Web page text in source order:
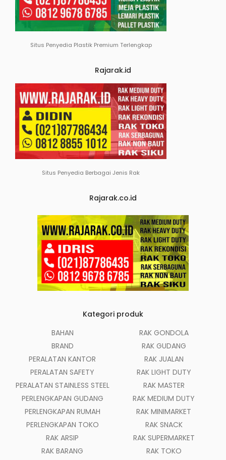
Situs Penyedia Plastik Premium Terlengkap
Rajarak.id
Situs Penyedia Berbagai Jenis Rak
Rajarak.co.id
Kategori produk
BAHAN
BRAND
PERALATAN KANTOR
PERALATAN SAFETY
PERALATAN STAINLESS STEEL
PERLENGKAPAN GUDANG
PERLENGKAPAN RUMAH
PERLENGKAPAN TOKO
RAK ARSIP
RAK BARANG
RAK GONDOLA
RAK GUDANG
RAK JUALAN
RAK LIGHT DUTY
RAK MASTER
RAK MEDIUM DUTY
RAK MINIMARKET
RAK SNACK
RAK SUPERMARKET
RAK TOKO